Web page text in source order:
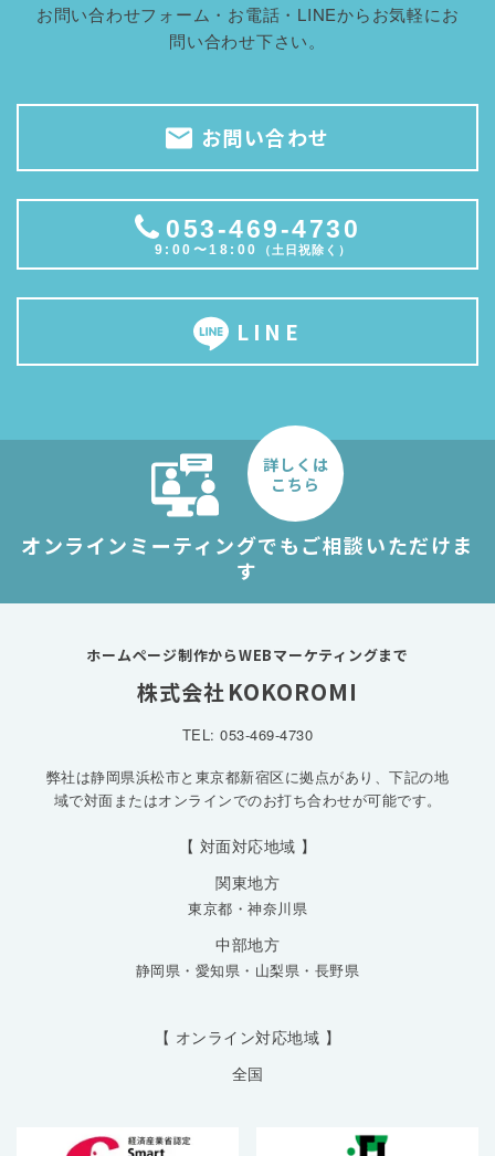
お問い合わせフォーム・お電話・LINEからお気軽にお
問い合わせ下さい。
お問い合わせ
053-469-4730
9:00〜18:00 （土日祝除く）
LINE
オンラインミーティングでもご相談いただけま
す
詳しくは
こちら
ホームページ制作からWEBマーケティングまで
株式会社 KOKOROMI
TEL: 053-469-4730
弊社は静岡県浜松市と東京都新宿区に拠点があり、下記の地
域で対面またはオンラインでのお打ち合わせが可能です。
【 対面対応地域 】
関東地方
東京都 ・ 神奈川県
中部地方
静岡県 ・ 愛知県 ・ 山梨県 ・ 長野県
【 オンライン対応地域 】
全国